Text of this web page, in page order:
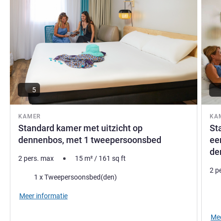
KAMER
Standard kamer met uitzicht op
dennenbos, met 1 tweepersoonsbed
5
2 pers. max 15 m²/ 161 sq ft
Beddengoed
1 x Tweepersoonsbed(den)
Meer informatie
2